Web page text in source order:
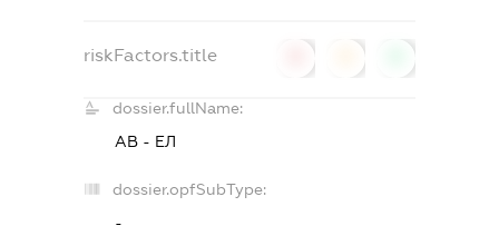
riskFactors.title
dossier.fullName:
АВ - ЕЛ
dossier.opfSubType:
-